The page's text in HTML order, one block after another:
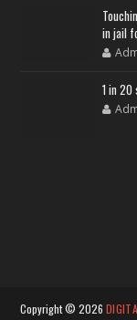
in jail
1 in 20
Copyright © 2026